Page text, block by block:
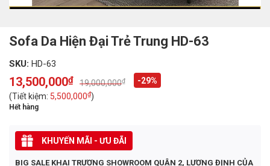
Sofa Da Hiện Đại Trẻ Trung HD-63
SKU: HD-63
19,000,000₫
Original
price
was:
19,000,000₫.
13,500,000₫
Current
price
is:
13,500,000₫.
-29%
(Tiết kiệm: 5,500,000₫)
Hết hàng
KHUYẾN MÃI - ƯU ĐÃI
BIG SALE KHAI TRƯƠNG SHOWROOM QUẬN 2, LƯƠNG ĐỊNH CỦA